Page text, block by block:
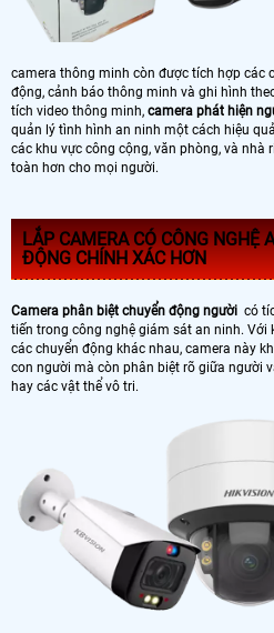
camera thông minh còn được tích hợp các
động, cảnh báo thông minh và ghi hình
tích video thông minh, camera phát hiện
quản lý tình hình an ninh một cách hiệu
các khu vực công cộng, văn phòng, và nhà
toàn hơn cho mọi người.
LẮP CAMERA CÓ CÔNG NGHỆ
ĐỘNG CHÍNH XÁC HƠN
Camera phân biệt chuyển động người có
tiến trong công nghệ giám sát an ninh. Với
các chuyển động khác nhau, camera này
con người mà còn phân biệt rõ giữa người
hay các vật thể vô tri.